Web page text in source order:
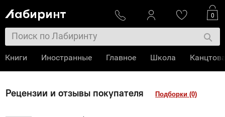
Рецензии и отзывы покупателя Подборки (0)
0
Книги Иностранные Главное Школа